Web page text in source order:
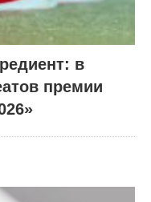
в
премии